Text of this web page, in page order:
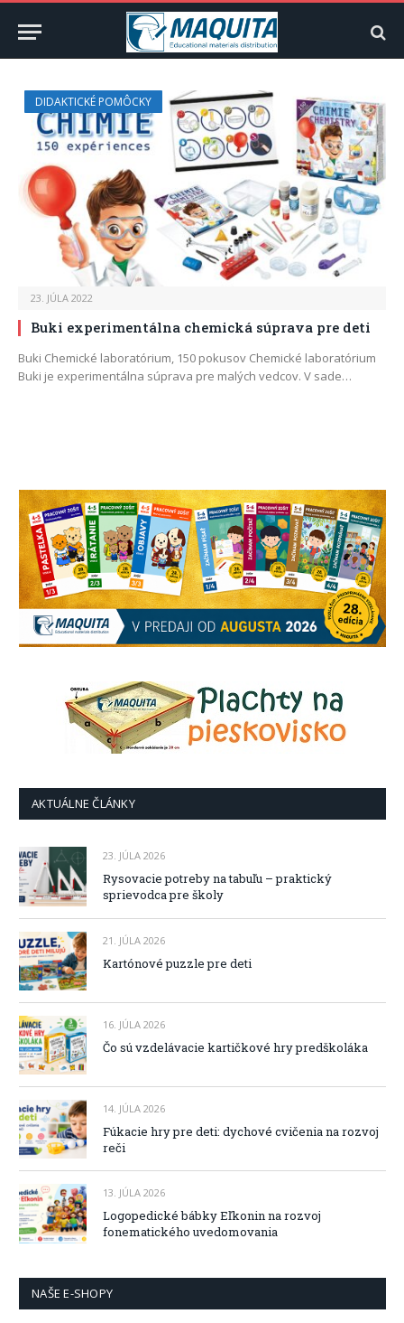
DIDAKTICKÉ POMÔCKY
23. JÚLA 2022
Buki experimentálna chemická súprava pre deti
Buki Chemické laboratórium, 150 pokusov Chemické laboratórium
Buki je experimentálna súprava pre malých vedcov. V sade…
AKTUÁLNE ČLÁNKY
23. JÚLA 2026
Rysovacie potreby na tabuľu – praktický
sprievodca pre školy
21. JÚLA 2026
Kartónové puzzle pre deti
16. JÚLA 2026
Čo sú vzdelávacie kartičkové hry predškoláka
14. JÚLA 2026
Fúkacie hry pre deti: dychové cvičenia na rozvoj
reči
13. JÚLA 2026
Logopedické bábky Eľkonin na rozvoj
fonematického uvedomovania
NAŠE E-SHOPY